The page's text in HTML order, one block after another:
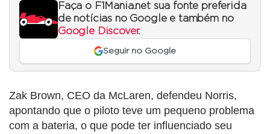
Faça o F1Mania.net sua fonte preferida
de notícias no Google e também no
Google Discover.
Seguir no Google
Zak Brown, CEO da McLaren, defendeu Norris,
apontando que o piloto teve um pequeno problema
com a bateria, o que pode ter influenciado seu